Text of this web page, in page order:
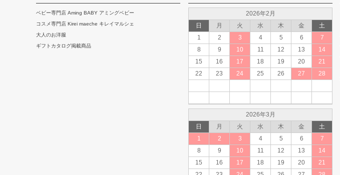
ベビー専門店 Aming BABY アミングベビー
コスメ専門店 Kirei maeche キレイマルシェ
大人のお洋服
ギフトカタログ掲載商品
2026年2月
日
月 火 水 木 金
土
1
2 3 4 5 6
7
8
9 10 11 12 13
14
15
16 17 18 19 20
21
22
23 24 25 26 27 28
2026年3月
日
月 火 水 木 金
土
1
2 3 4 5 6
7
8
9 10 11 12 13
14
15
16 17 18 19 20
21